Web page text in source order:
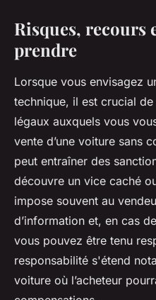
Risques, recours
prendre
Lorsque vous envisagez
technique, il est crucial
légaux auxquels vous
vente d’une voiture sans
peut entraîner des
découvre un vice caché
impose souvent au
d’information et, en cas
vous pouvez être tenu
responsabilité s'étend
voiture où l’acheteur